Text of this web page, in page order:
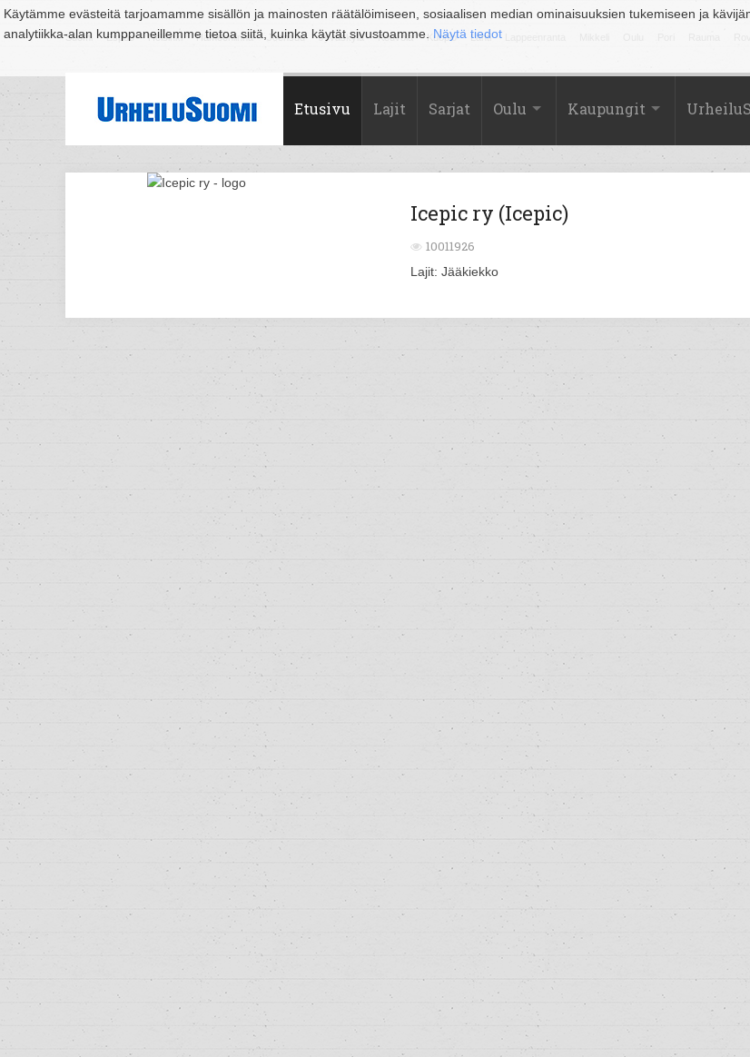
Käytämme evästeitä tarjoamamme sisällön ja mainosten räätälöimiseen, sosiaalisen median ominaisuuksien tukemiseen ja
analytiikka-alan kumppaneillemme tietoa siitä, kuinka käytät sivustoamme. Näytä tiedot
Suomi Espoo Helsinki Hämeenlinna Joensuu Jyväskylä Kouvola Kuopio Lahti
Etusivu Lajit Sarjat Oulu Kaupungit
Icepic ry (Icepic)
10011926
Lajit: Jääkiekko